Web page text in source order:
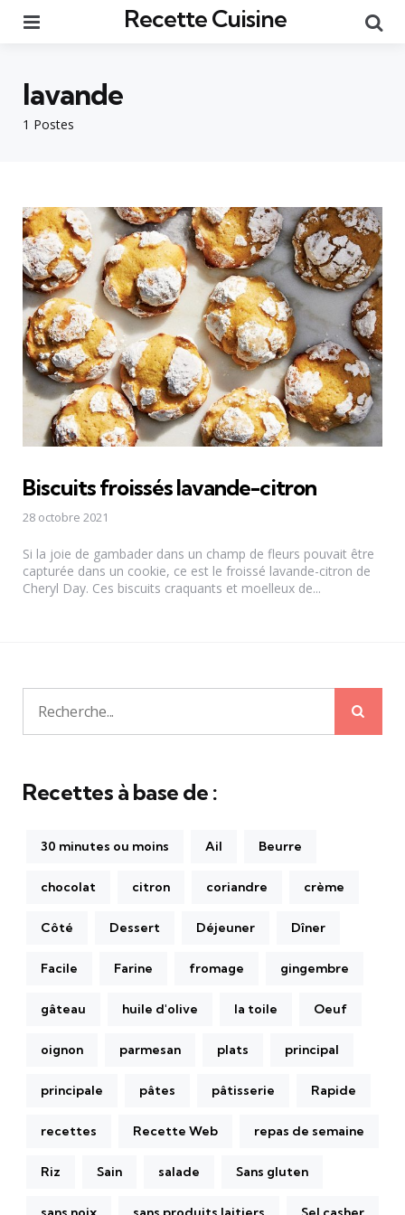
Recette Cuisine
1 Postes
lavande
Biscuits froissés lavande-citron
28 octobre 2021
Si la joie de gambader dans un champ de fleurs pouvait être
capturée dans un cookie, ce est le froissé lavande-citron de
Cheryl Day. Ces biscuits craquants et moelleux de...
Recherche
pour:
Recettes à base de :
30 minutes ou moins Ail Beurre
chocolat citron coriandre crème
Côté Dessert Déjeuner Dîner
Facile Farine fromage gingembre
gâteau huile d'olive la toile Oeuf
oignon parmesan plats principal
principale pâtes pâtisserie Rapide
recettes Recette Web repas de semaine
Riz Sain salade Sans gluten